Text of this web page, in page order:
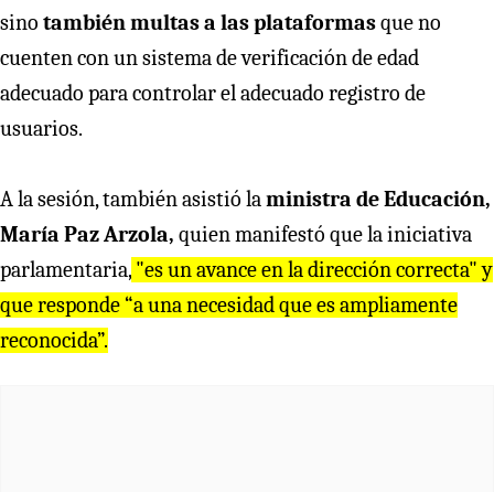
sino también multas a las plataformasque no
cuenten con un sistema de verificación de edad
adecuado para controlar el adecuado registro de
usuarios.
A la sesión, también asistió laministra de Educación,
María Paz Arzola, quien manifestó que la iniciativa
parlamentaria, "es un avance en la dirección correcta" y
que responde “a una necesidad que es ampliamente
reconocida”.